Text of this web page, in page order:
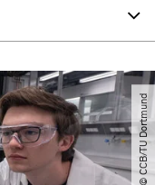
© CCB​/​TU Dortmund